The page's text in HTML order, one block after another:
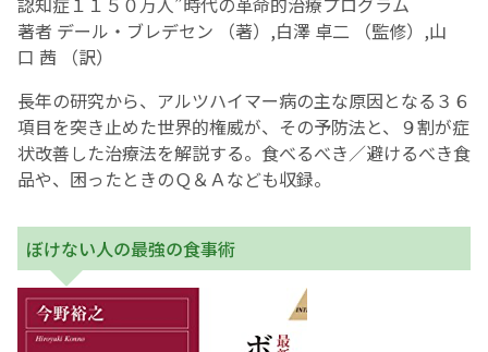
著者 デール・ブレデセン （著）,白澤 卓二 （監修）,山
口 茜 （訳）
長年の研究から、アルツハイマー病の主な原因となる３６
項目を突き止めた世界的権威が、その予防法と、９割が症
状改善した治療法を解説する。食べるべき／避けるべき食
品や、困ったときのＱ＆Ａなども収録。
ぼけない人の最強の食事術